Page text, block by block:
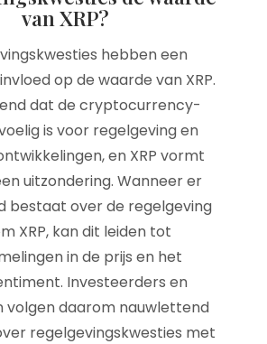
van XRP?
hebben een
op de waarde van XRP.
dat de cryptocurrency-
is voor regelgeving en
en XRP vormt
uitzondering. Wanneer er
bestaat over de regelgeving
XRP, kan dit leiden tot
in de prijs en het
Investeerders en
volgen daarom nauwlettend
regelgevingskwesties met